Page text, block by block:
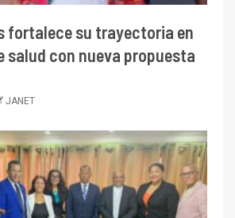
fortalece su trayectoria en
salud con nueva propuesta
JANET